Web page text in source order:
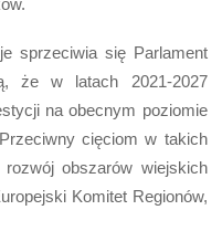
sprzeciwia się Parlament
że w latach 2021-2027
na obecnym poziomie
cięciom w takich
obszarów wiejskich
Komitet Regionów,